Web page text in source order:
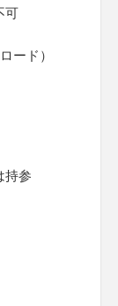
可
ード）
持参